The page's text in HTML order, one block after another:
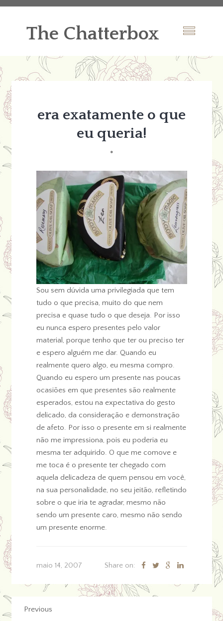
The Chatterbox
era exatamente o que
eu queria!
*
Sou sem dúvida uma privilegiada que tem
tudo o que precisa, muito do que nem
precisa e quase tudo o que deseja. Por isso
eu nunca espero presentes pelo valor
material, porque tenho que ter ou preciso ter
e espero alguém me dar. Quando eu
realmente quero algo, eu mesma compro.
Quando eu espero um presente nas poucas
ocasiões em que presentes são realmente
esperados, estou na expectativa do gesto
delicado, da consideração e demonstração
de afeto. Por isso o presente em si realmente
não me impressiona, pois eu poderia eu
mesma ter adquirido. O que me comove e
me toca é o presente ter chegado com
aquela delicadeza de quem pensou em você,
na sua personalidade, no seu jeitão, refletindo
sobre o que iria te agradar, mesmo não
sendo um presente caro, mesmo não sendo
um presente enorme.
maio 14, 2007 Share on:
Previous